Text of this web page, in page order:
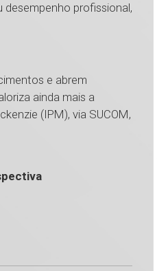
desempenho profissional,
e abrem
ainda mais a
(IPM), via SUCOM,